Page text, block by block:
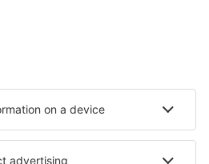
Unterkunft in Haskovo
Unterkunft in Kalofer